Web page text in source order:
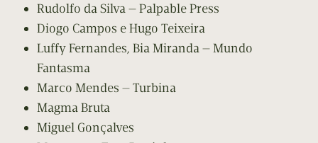
Rudolfo da Silva — Palpable Press
Diogo Campos e Hugo Teixeira
Luffy Fernandes, Bia Miranda — Mundo
Fantasma
Marco Mendes — Turbina
Magma Bruta
Miguel Gonçalves